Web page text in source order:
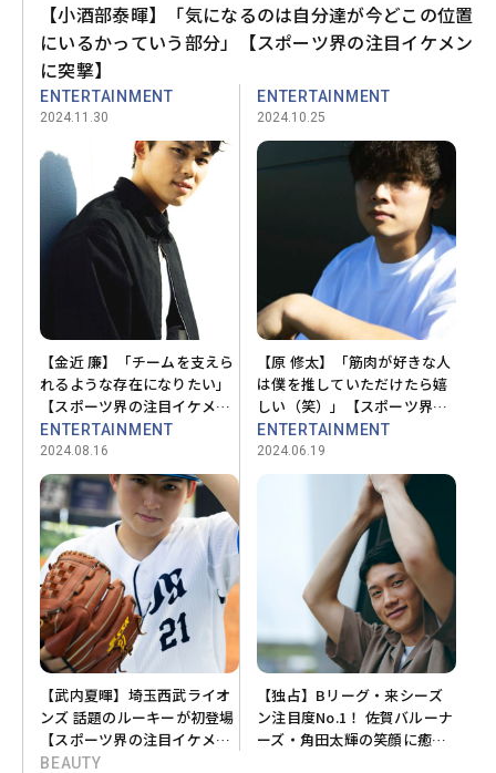
【小酒部泰暉】「気になるのは自分達が今どこの位置
にいるかっていう部分」【スポーツ界の注目イケメン
に突撃】
ENTERTAINMENT
2024.11.30
【金近 廉】「チームを支えら
れるような存在になりたい」
【スポーツ界の注目イケメン
に突撃】
ENTERTAINMENT
2024.10.25
【原 修太】「筋肉が好きな人
は僕を推していただけたら嬉
しい（笑）」【スポーツ界の
注目イケメンに突撃】
ENTERTAINMENT
2024.08.16
【武内夏暉】埼玉西武ライオ
ンズ 話題のルーキーが初登場
【スポーツ界の注目イケメン
に突撃】
ENTERTAINMENT
2024.06.19
【独占】Bリーグ・来シーズ
ン注目度No.1！ 佐賀バルーナ
ーズ・角田太輝の笑顔に癒さ
BEAUTY